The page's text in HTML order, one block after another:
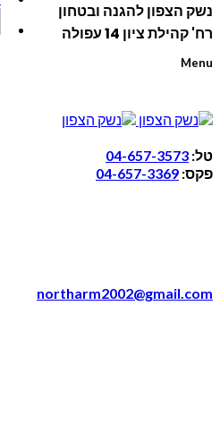
Menu
נשק הצפון להגנה ובטחון
רח' קהילת ציון 14 עפולה
טל: 04-657-3573
פקס: 04-657-3369
northarm2002@gmail.com